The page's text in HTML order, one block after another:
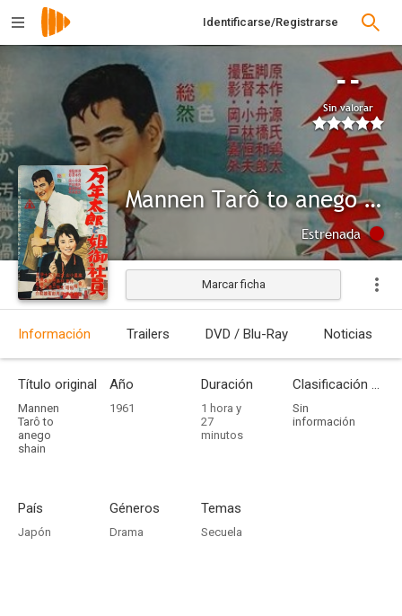
Identificarse/Registrarse
--
Sin valorar
Mannen Tarô to anego shain
Estrenada
Marcar ficha
Información Trailers DVD / Blu-Ray Noticias
Título original
Mannen
Tarô to
anego
shain
Año
1961
Duración
1 hora y
27
minutos
Clasificación por edades
Sin
información
País
Japón
Géneros
Drama
Temas
Secuela